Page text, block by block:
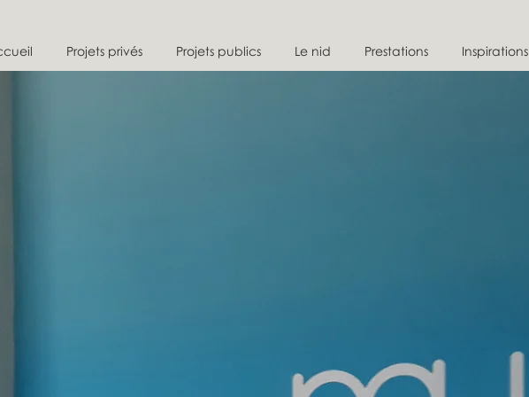
Projets privés Projets publics Le nid Prestations Inspirations